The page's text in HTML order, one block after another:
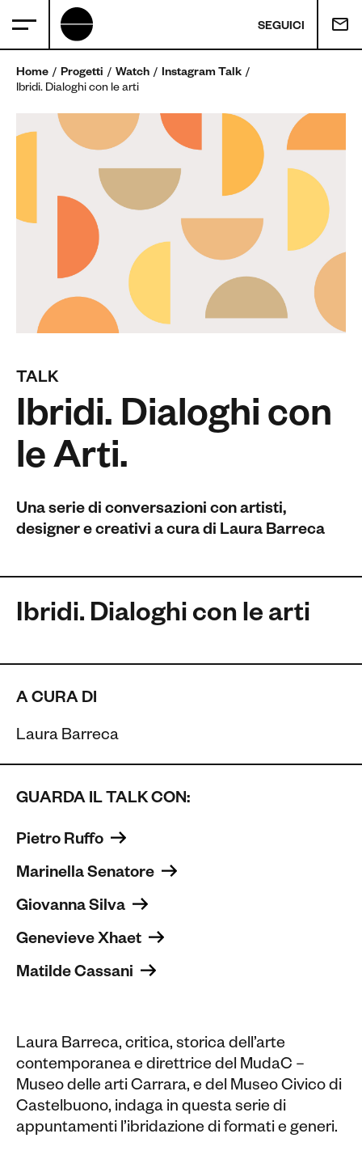
SEGUICI
Home Progetti Watch
Instagram Talk
Ibridi. Dialoghi con le arti
TALK
Ibridi. Dialoghi con
le Arti.
Una serie di conversazioni con artisti,
designerecreativi a cura di Laura Barreca
Ibridi. Dialoghi con le arti
A CURA DI
Laura Barreca
GUARDA IL TALK CON:
Pietro Ruffo
Marinella Senatore
Giovanna Silva
Genevieve Xhaet
Matilde Cassani
Laura Barreca, critica, storica dell’arte
contemporanea e direttrice del MudaC –
Museo delle arti Carrara, e del Museo Civico di
Castelbuono, indaga in questa serie di
appuntamenti l’ibridazione di formati e generi.